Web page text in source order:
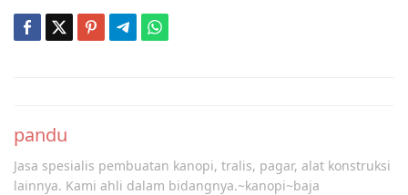
navigation
pandu
Jasa spesialis pembuatan kanopi, tralis, pagar, alat konstruksi
lainnya. Kami ahli dalam bidangnya.~kanopi~baja